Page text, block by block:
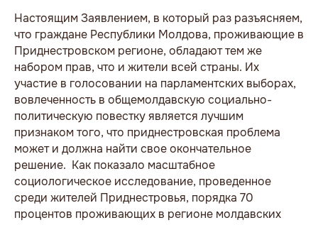
Настоящим Заявлением, в который раз разъясняем,
что граждане Республики Молдова, проживающие в
Приднестровском регионе, обладают тем же
набором прав, что и жители всей страны. Их
участие в голосовании на парламентских выборах,
вовлеченность в общемолдавскую социально-
политическую повестку является лучшим
признаком того, что приднестровская проблема
может и должна найти свое окончательное
решение. Как показало масштабное
социологическое исследование, проведенное
среди жителей Приднестровья, порядка 70
процентов проживающих в регионе молдавских